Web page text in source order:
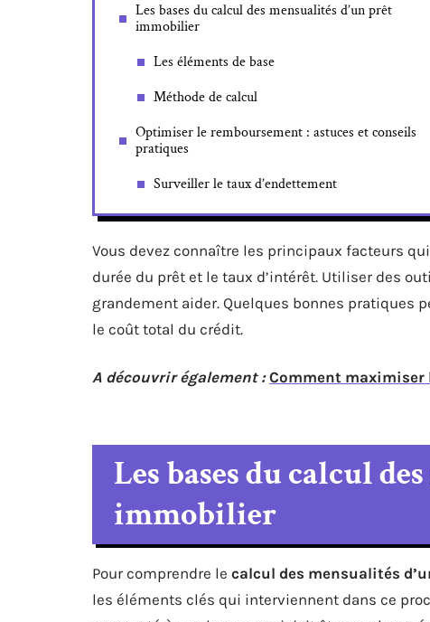
Les bases du calcul des mensualités d’un prêt
immobilier
Les éléments de base
Méthode de calcul
Optimiser le remboursement : astuces et conseils
pratiques
Surveiller le taux d’endettement
Vous devez connaître les principaux facteurs
durée du prêt et le taux d’intérêt. Utiliser des
grandement aider. Quelques bonnes pratiques
le coût total du crédit.
A découvrir également : Comment
Les bases du calcul
immobilier
Pour comprendre le calcul des mensualités
les éléments clés qui interviennent dans ce